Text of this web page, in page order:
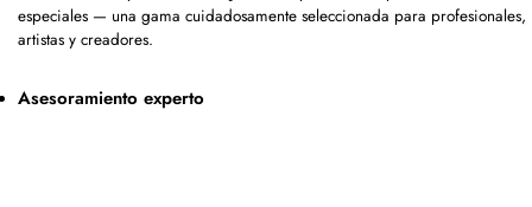
especiales — una gama cuidadosamente seleccionada para profesionales,
artistas y creadores.
Asesoramiento experto